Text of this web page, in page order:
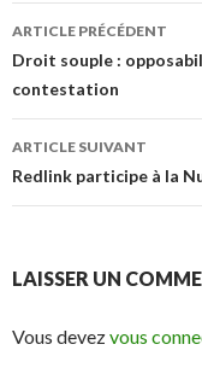
Navigation
des
articles
ARTICLE PRÉCÉDENT
Droit souple :
contestation
ARTICLE SUIVANT
Redlink participe à la
LAISSER UN
Vous devezvous